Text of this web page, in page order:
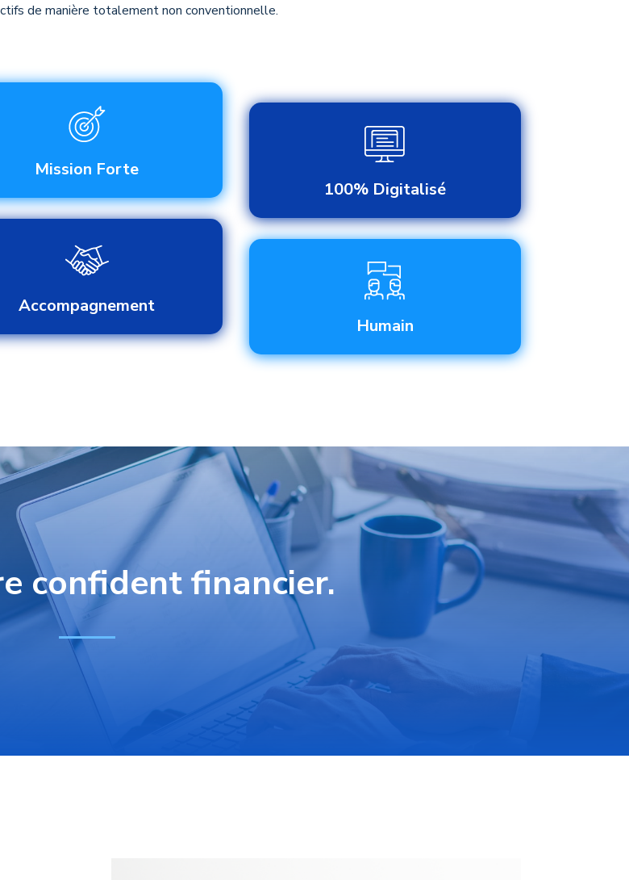
de manière totalement non conventionnelle.
Mission Forte
100% Digitalisé
Accompagnement
Humain
confident financier.